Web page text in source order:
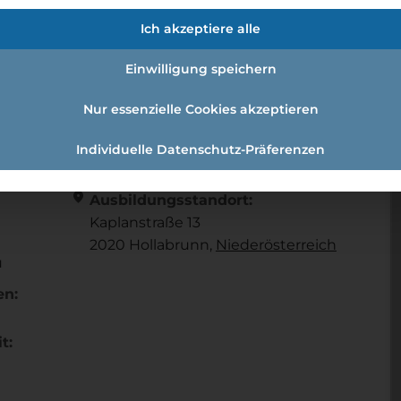
(m/w/d)
(m/w/d)
location_on Ausbildungsstandort:
Kaplanstraße 13
2020 Hollabrunn, Nieder­österreich
Ich akzeptiere alle
Einwilligung speichern
Nur essenzielle Cookies akzeptieren
Individuelle Datenschutz-Präferenzen